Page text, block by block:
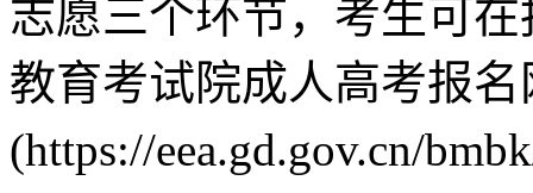
志愿三个环节，考生可
教育考试院成人高考报名
(https://eea.gd.gov.cn/